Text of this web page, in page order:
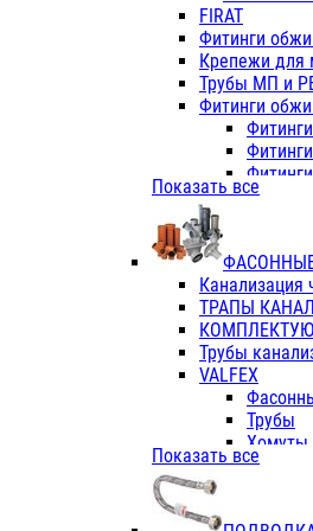
VALFEX
Трубы
Трубы
Трубы
Трубы
Трубы
ПК КОНТУР
Краны
Трубы
FIRAT
Фитинги
Крепежи для
Трубы МП и
Фитинги
TK
VALFEX
Показать все
Канализация
ТРАПЫ
Трубы
VALFEX
Трубы
Хомуты
ПВХ
Показать все